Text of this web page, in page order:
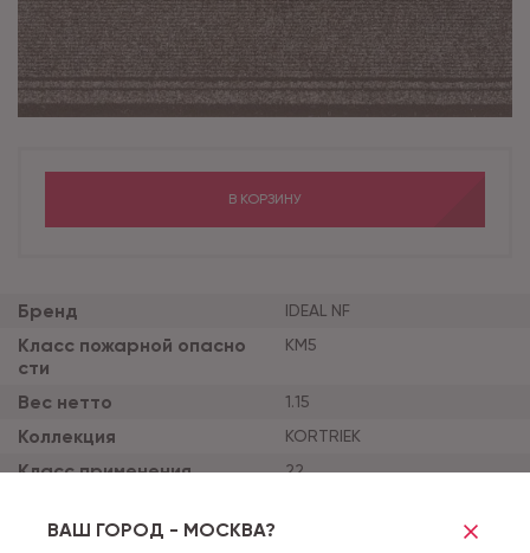
ВАШ ГОРОД - МОСКВА?
Бренд IDEAL NF
Класс пожарной опасно
сти
КМ5
Вес нетто 1.15
Коллекция KORTRIEK
Класс применения 22
Вес ворса (г/м2)
В КОРЗИНУ